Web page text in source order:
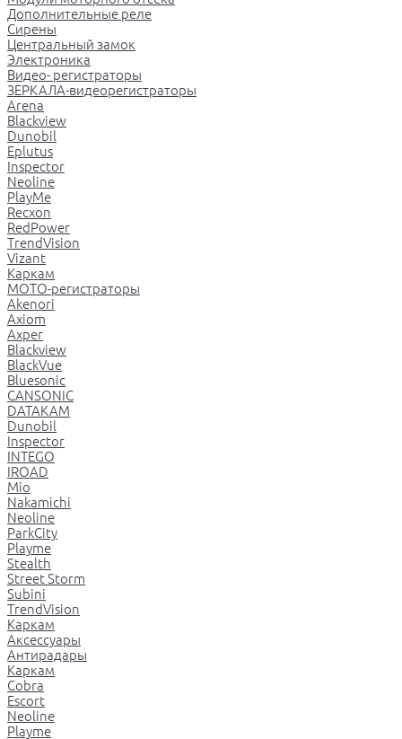
Дополнительные реле
Сирены
Центральный замок
Электроника
Видео- регистраторы
ЗЕРКАЛА-видеорегистраторы
Arena
Blackview
Dunobil
Eplutus
Inspector
Neoline
PlayMe
Recxon
RedPower
TrendVision
Vizant
Каркам
МОТО-регистраторы
Akenori
Axiom
Axper
Blackview
BlackVue
Bluesonic
CANSONIC
DATAKAM
Dunobil
Inspector
INTEGO
IROAD
Mio
Nakamichi
Neoline
ParkCity
Playme
Stealth
Street Storm
Subini
TrendVision
Каркам
Аксессуары
Антирадары
Каркам
Cobra
Escort
Neoline
Playme